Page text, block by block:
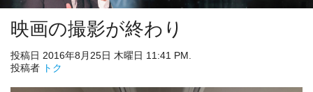
映画の撮影が終わり
投稿日 2016年8月25日 木曜日 11:41 PM.
投稿者 トク